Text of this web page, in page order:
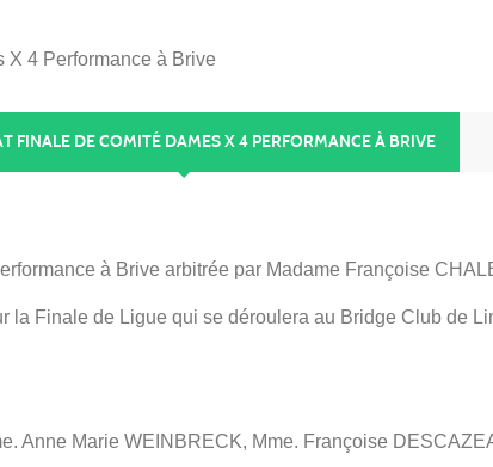
X 4 Performance à Brive
FINALE DE COMITÉ DAMES X 4 PERFORMANCE À BRIVE
à Brive arbitrée par Madame Françoise
la Finale de Ligue qui se déroulera au Bridge Club de
Anne Marie WEINBRECK, Mme. Françoise